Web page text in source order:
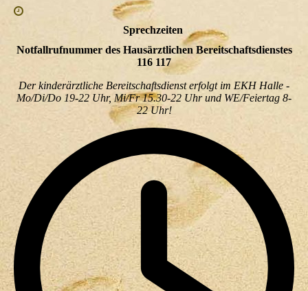
Sprechzeiten
Notfallrufnummer des Hausärztlichen Bereitschaftsdienstes
116 117
Der kinderärztliche Bereitschaftsdienst erfolgt im EKH Halle -
Mo/Di/Do 19-22 Uhr, Mi/Fr 15.30-22 Uhr und WE/Feiertag 8-
22 Uhr!